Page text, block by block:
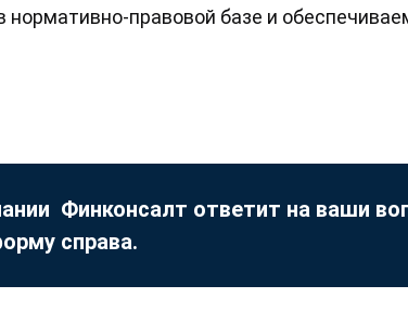
правовой базе и
Финконсалт ответит на ваши
справа.